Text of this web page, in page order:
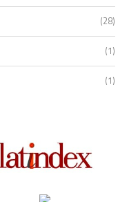
(28)
(1)
(1)